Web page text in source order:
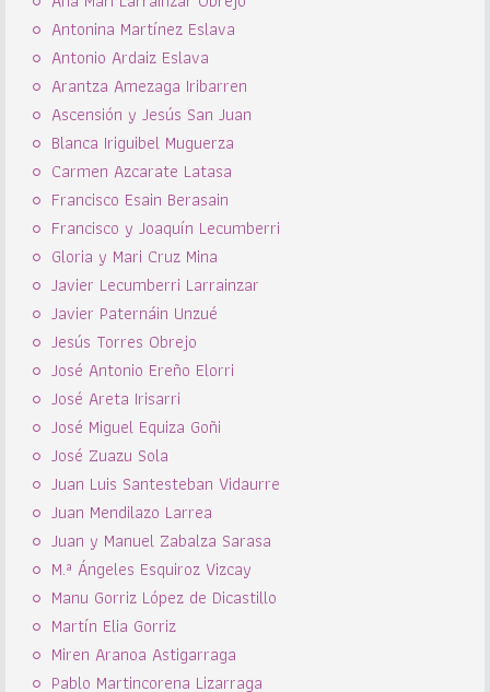
Antonina Martínez Eslava
Antonio Ardaiz Eslava
Arantza Amezaga Iribarren
Ascensión y Jesús San Juan
Blanca Iriguibel Muguerza
Carmen Azcarate Latasa
Francisco Esain Berasain
Francisco y Joaquín Lecumberri
Gloria y Mari Cruz Mina
Javier Lecumberri Larrainzar
Javier Paternáin Unzué
Jesús Torres Obrejo
José Antonio Ereño Elorri
José Areta Irisarri
José Miguel Equiza Goñi
José Zuazu Sola
Juan Luis Santesteban Vidaurre
Juan Mendilazo Larrea
Juan y Manuel Zabalza Sarasa
M.ª Ángeles Esquiroz Vizcay
Manu Gorriz López de Dicastillo
Martín Elia Gorriz
Miren Aranoa Astigarraga
Pablo Martincorena Lizarraga